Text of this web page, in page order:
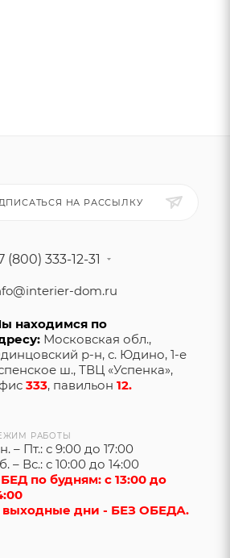
НА РАССЫЛКУ
(800) 333-12-31
dom.ru
находимся по
Московская обл.,
р-н, с. Юдино, 1-е
ш., ТВЦ «Успенка»,
333, павильон 12.
РАБОТЫ
– Пт.: с 9:00 до 17:00
– Вс.: с 10:00 до 14:00
по будням: с 13:00 до
выходные дни - БЕЗ ОБЕДА.